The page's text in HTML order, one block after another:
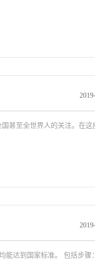
甚至全世界人的关注。在这
能达到国家标准。 包括步骤